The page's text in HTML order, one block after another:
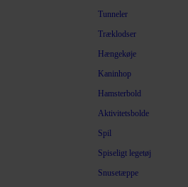
Tunneler
Træklodser
Hængekøje
Kaninhop
Hamsterbold
Aktivitetsbolde
Spil
Spiseligt legetøj
Snusetæppe